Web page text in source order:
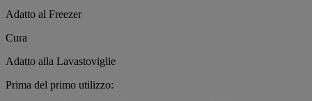
Adatto al Freezer
Cura
Adatto alla Lavastoviglie
Prima del primo utilizzo: